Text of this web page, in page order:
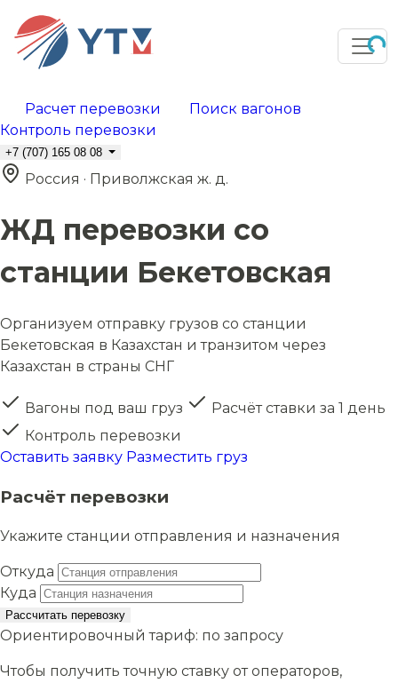
Расчет перевозки
Поиск вагонов
Контроль перевозки
+7 (707) 165 08 08
Россия · Приволжская ж. д.
ЖД перевозки со
станции Бекетовская
Организуем отправку грузов со станции
Бекетовская в Казахстан и транзитом через
Казахстан в страны СНГ
Вагоны под ваш груз
Расчёт ставки за 1 день
Контроль перевозки
Оставить заявку Разместить груз
Расчёт перевозки
Укажите станции отправления и назначения
Откуда
Куда
Рассчитать перевозку
Ориентировочный тариф: по запросу
Чтобы получить точную ставку от операторов,